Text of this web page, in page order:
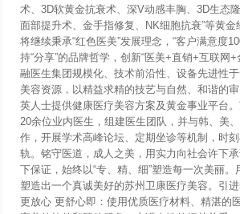
术、3D软黄金抗衰术、深V动感丰胸、3D生态
面部提升术、金手指修复、NK细胞抗衰”等黄
将继续秉承“红色医美”发展理念，“客户满意度
持“分享”的品牌哲学，创新“医美+直销+互联网+
融医生集团规模化、技术前沿性、设备先进性
美容资源，以精益求精的技艺与自然、和谐的
英人士提供健康医疗美容方案及黄金事业平台
20余位业内医生，组建医生团队，并与韩、美
作，开展学术高峰论坛、定期坐诊等机制，时
轨。铭守医道，成人之美，用实力向社会许下
下保证，始终以“专、精、细”塑造每一次美丽。
塑造出一个真诚美好的苏州卫康医疗美容。引
更放心 更舒心即：使用优质医疗材料、精湛的